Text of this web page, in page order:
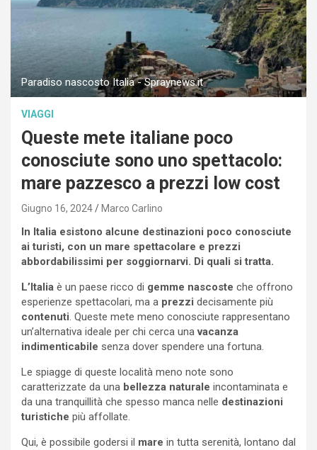
Paradiso nascosto Italia - Spraynews.it
VIAGGI
Queste mete italiane poco
conosciute sono uno spettacolo:
mare pazzesco a prezzi low cost
Giugno 16, 2024 Marco Carlino
In Italia esistono alcune destinazioni poco conosciute
ai turisti, con un mare spettacolare e prezzi
abbordabilissimi per soggiornarvi. Di quali si tratta.
L’Italia è un paese ricco di gemme nascoste che offrono
esperienze spettacolari, ma a prezzi decisamente più
contenuti. Queste mete meno conosciute rappresentano
un’alternativa ideale per chi cerca unavacanza
indimenticabile senza dover spendere una fortuna.
Le spiagge di queste località meno note sono
caratterizzate da una bellezza naturale incontaminata e
da una tranquillità che spesso manca nelle destinazioni
turistiche più affollate.
Qui, è possibile godersi il mare in tutta serenità, lontano dal